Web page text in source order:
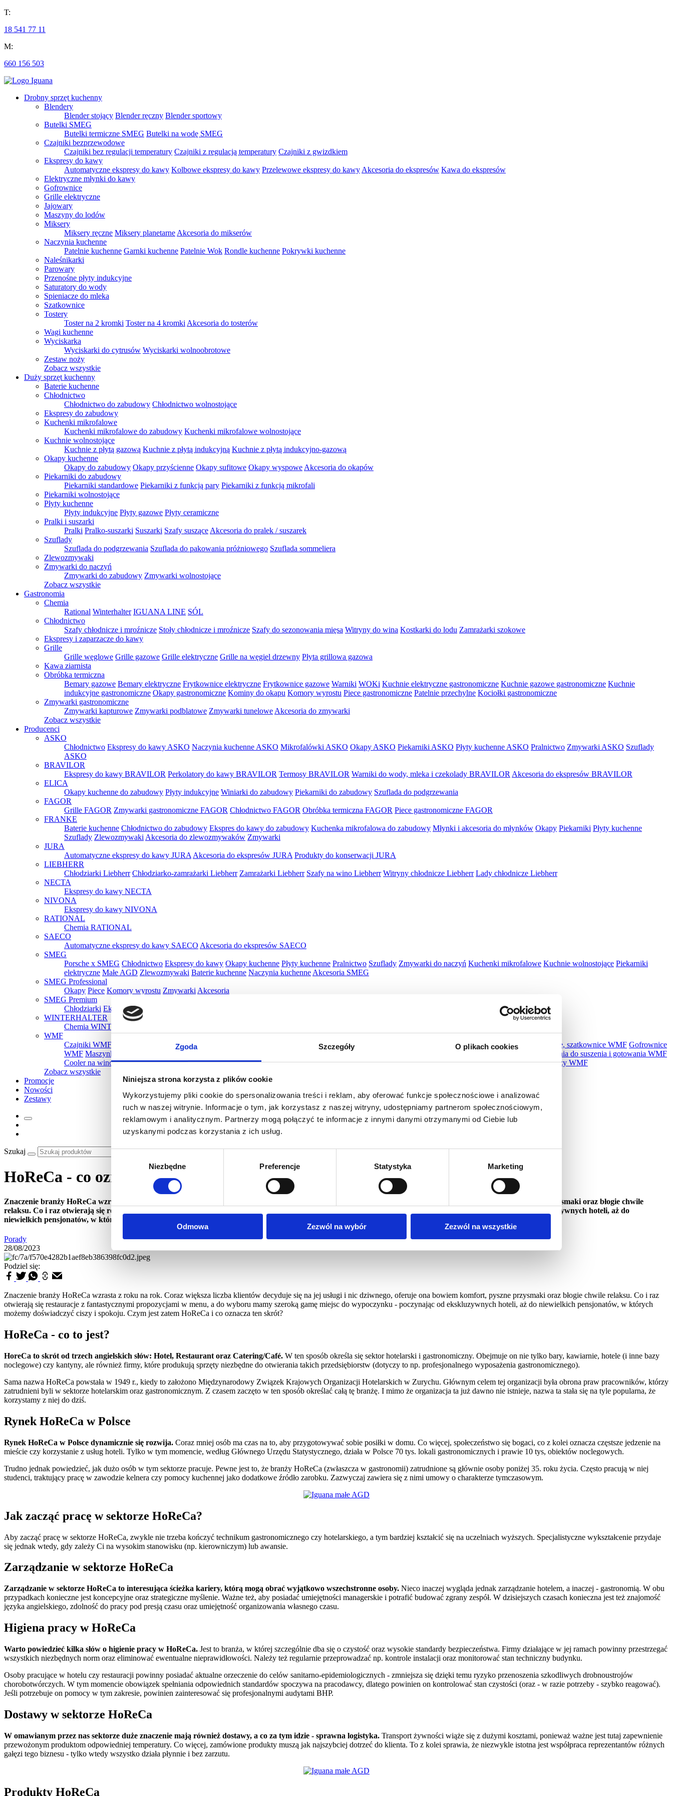
Zgoda Szczegóły O plikach cookies
Niniejsza strona korzysta z plików cookie
Wykorzystujemy pliki cookie do spersonalizowania treści i reklam, aby oferować funkcje społecznościowe i analizować
ruch w naszej witrynie. Informacje o tym, jak korzystasz z naszej witryny, udostępniamy partnerom społecznościowym,
reklamowym i analitycznym. Partnerzy mogą połączyć te informacje z innymi danymi otrzymanymi od Ciebie lub
uzyskanymi podczas korzystania z ich usług.
Niezbędne Preferencje Statystyka Marketing
Odmowa Zezwól na wybór Zezwól na wszystkie
T:
18 541 77 11
M:
660 156 503
Drobny sprzęt kuchenny
Blendery
Blender stojący Blender ręczny Blender sportowy
Butelki SMEG
Butelki termiczne SMEG Butelki na wodę SMEG
Czajniki bezprzewodowe
Czajniki bez regulacji temperatury Czajniki z regulacją temperatury Czajniki z gwizdkiem
Ekspresy do kawy
Automatyczne ekspresy do kawy Kolbowe ekspresy do kawy Przelewowe ekspresy do kawy Akcesoria do ekspresów Kawa do ekspresów
Elektryczne młynki do kawy
Gofrownice
Grille elektryczne
Jajowary
Maszyny do lodów
Miksery
Miksery ręczne Miksery planetarne Akcesoria do mikserów
Naczynia kuchenne
Patelnie kuchenne Garnki kuchenne Patelnie Wok Rondle kuchenne Pokrywki kuchenne
Naleśnikarki
Parowary
Przenośne płyty indukcyjne
Saturatory do wody
Spieniacze do mleka
Szatkownice
Tostery
Toster na 2 kromki Toster na 4 kromki Akcesoria do tosterów
Wagi kuchenne
Wyciskarka
Wyciskarki do cytrusów Wyciskarki wolnoobrotowe
Zestaw noży
Zobacz wszystkie
Duży sprzęt kuchenny
Baterie kuchenne
Chłodnictwo
Chłodnictwo do zabudowy Chłodnictwo wolnostojące
Ekspresy do zabudowy
Kuchenki mikrofalowe
Kuchenki mikrofalowe do zabudowy Kuchenki mikrofalowe wolnostojące
Kuchnie wolnostojące
Kuchnie z płytą gazową Kuchnie z płytą indukcyjną Kuchnie z płytą indukcyjno-gazową
Okapy kuchenne
Okapy do zabudowy Okapy przyścienne Okapy sufitowe Okapy wyspowe Akcesoria do okapów
Piekarniki do zabudowy
Piekarniki standardowe Piekarniki z funkcją pary Piekarniki z funkcją mikrofali
Piekarniki wolnostojące
Płyty kuchenne
Płyty indukcyjne Płyty gazowe Płyty ceramiczne
Pralki i suszarki
Pralki Pralko-suszarki Suszarki Szafy suszące Akcesoria do pralek / suszarek
Szuflady
Szuflada do podgrzewania Szuflada do pakowania próżniowego Szuflada sommeliera
Zlewozmywaki
Zmywarki do naczyń
Zmywarki do zabudowy Zmywarki wolnostojące
Zobacz wszystkie
Gastronomia
Chemia
Rational Winterhalter IGUANA LINE SÓL
Chłodnictwo
Szafy chłodnicze i mroźnicze Stoły chłodnicze i mroźnicze Szafy do sezonowania mięsa Witryny do wina Kostkarki do lodu Zamrażarki szokowe
Ekspresy i zaparzacze do kawy
Grille
Grille węglowe Grille gazowe Grille elektryczne Grille na węgiel drzewny Płyta grillowa gazowa
Kawa ziarnista
Obróbka termiczna
Bemary gazowe Bemary elektryczne Frytkownice elektryczne Frytkownice gazowe Warniki WOKi Kuchnie elektryczne gastronomiczne Kuchnie gazowe gastronomiczne Kuchnie
indukcyjne gastronomiczne Okapy gastronomiczne Kominy do okapu Komory wyrostu Piece gastronomiczne Patelnie przechylne Kociołki gastronomiczne
Zmywarki gastronomiczne
Zmywarki kapturowe Zmywarki podblatowe Zmywarki tunelowe Akcesoria do zmywarki
Zobacz wszystkie
Producenci
ASKO
Chłodnictwo Ekspresy do kawy ASKO Naczynia kuchenne ASKO Mikrofalówki ASKO Okapy ASKO Piekarniki ASKO Płyty kuchenne ASKO Pralnictwo Zmywarki ASKO Szuflady
ASKO
BRAVILOR
Ekspresy do kawy BRAVILOR Perkolatory do kawy BRAVILOR Termosy BRAVILOR Warniki do wody, mleka i czekolady BRAVILOR Akcesoria do ekspresów BRAVILOR
ELICA
Okapy kuchenne do zabudowy Płyty indukcyjne Winiarki do zabudowy Piekarniki do zabudowy Szuflada do podgrzewania
FAGOR
Grille FAGOR Zmywarki gastronomiczne FAGOR Chłodnictwo FAGOR Obróbka termiczna FAGOR Piece gastronomiczne FAGOR
FRANKE
Baterie kuchenne Chłodnictwo do zabudowy Ekspres do kawy do zabudowy Kuchenka mikrofalowa do zabudowy Młynki i akcesoria do młynków Okapy Piekarniki Płyty kuchenne
Szuflady Zlewozmywaki Akcesoria do zlewozmywaków Zmywarki
JURA
Automatyczne ekspresy do kawy JURA Akcesoria do ekspresów JURA Produkty do konserwacji JURA
LIEBHERR
Chłodziarki Liebherr Chłodziarko-zamrażarki Liebherr Zamrażarki Liebherr Szafy na wino Liebherr Witryny chłodnicze Liebherr Lady chłodnicze Liebherr
NECTA
Ekspresy do kawy NECTA
NIVONA
Ekspresy do kawy NIVONA
RATIONAL
Chemia RATIONAL
SAECO
Automatyczne ekspresy do kawy SAECO Akcesoria do ekspresów SAECO
SMEG
Porsche x SMEG Chłodnictwo Ekspresy do kawy Okapy kuchenne Płyty kuchenne Pralnictwo Szuflady Zmywarki do naczyń Kuchenki mikrofalowe Kuchnie wolnostojące Piekarniki
elektryczne Małe AGD Zlewozmywaki Baterie kuchenne Naczynia kuchenne Akcesoria SMEG
SMEG Professional
Okapy Piece Komory wyrostu Zmywarki Akcesoria
SMEG Premium
Chłodziarki Ekspresy Kuchenki mikrofalowe
WINTERHALTER
Chemia WINTERHALTER
WMF
Czajniki WMF
Parowary WMF Wyciskarki WMF Roboty kuchenne, miksery WMF Krajalnice, szatkownice WMF Gofrownice
WMF Maszynki do lodów WMF Ekspresy do kawy WMF Młynki do kawy WMF Płyty indukcyjne WMF
Urządzenia do suszenia i gotowania WMF
Cooler na wino WMF Pakowarki i zgrzewarki WMF Naleśnikarki WMF Spieniacze do mleka WMF Płyty snack master WMFAkcesoria WMF Zestawy noży WMF
Zobacz wszystkie
Promocje
Nowości
Zestawy
Szukaj
HoReCa - co oznacza ten skrót? Poznaj branżę od środka!
Znaczenie branży HoReCa wzrasta z roku na rok. Coraz większa liczba klientów decyduje się na jej usługi i nic dziwnego, oferuje ona bowiem komfort, pyszne przysmaki oraz błogie chwile
relaksu. Co i raz otwierają się restauracje z fantastycznymi propozycjami w menu, a do wyboru mamy szeroką gamę miejsc do wypoczynku - poczynając od ekskluzywnych hoteli, aż do
niewielkich pensjonatów, w których możemy doświadczyć ciszy i spokoju. Czym jest zatem HoReCa i co oznacza ten skrót?
Porady
28/08/2023
Podziel się:
Znaczenie branży HoReCa wzrasta z roku na rok. Coraz większa liczba klientów decyduje się na jej usługi i nic dziwnego, oferuje ona bowiem komfort, pyszne przysmaki oraz błogie chwile relaksu. Co i raz
otwierają się restauracje z fantastycznymi propozycjami w menu, a do wyboru mamy szeroką gamę miejsc do wypoczynku - poczynając od ekskluzywnych hoteli, aż do niewielkich pensjonatów, w których
możemy doświadczyć ciszy i spokoju. Czym jest zatem HoReCa i co oznacza ten skrót?
HoReCa - co to jest?
HoreCa to skrót od trzech angielskich słów: Hotel, Restaurant oraz Catering/Café. W ten sposób określa się sektor hotelarski i gastronomiczny. Obejmuje on nie tylko bary, kawiarnie, hotele (i inne bazy
noclegowe) czy kantyny, ale również firmy, które produkują sprzęty niezbędne do otwierania takich przedsiębiorstw (dotyczy to np. profesjonalnego wyposażenia gastronomicznego).
Sama nazwa HoReCa powstała w 1949 r., kiedy to założono Międzynarodowy Związek Krajowych Organizacji Hotelarskich w Zurychu. Głównym celem tej organizacji była obrona praw pracowników, którzy
zatrudnieni byli w sektorze hotelarskim oraz gastronomicznym. Z czasem zaczęto w ten sposób określać całą tę branżę. I mimo że organizacja ta już dawno nie istnieje, nazwa ta stała się na tyle popularna, że
korzystamy z niej do dziś.
Rynek HoReCa w Polsce
Rynek HoReCa w Polsce dynamicznie się rozwija. Coraz mniej osób ma czas na to, aby przygotowywać sobie posiłki w domu. Co więcej, społeczeństwo się bogaci, co z kolei oznacza częstsze jedzenie na
mieście czy korzystanie z usług hoteli. Tylko w tym momencie, według Głównego Urzędu Statystycznego, działa w Polsce 70 tys. lokali gastronomicznych i prawie 10 tys, obiektów noclegowych.
Trudno jednak powiedzieć, jak dużo osób w tym sektorze pracuje. Pewne jest to, że branży HoReCa (zwłaszcza w gastronomii) zatrudnione są głównie osoby poniżej 35. roku życia. Często pracują w niej
studenci, traktujący pracę w zawodzie kelnera czy pomocy kuchennej jako dodatkowe źródło zarobku. Zazwyczaj zawiera się z nimi umowy o charakterze tymczasowym.
Jak zacząć pracę w sektorze HoReCa?
Aby zacząć pracę w sektorze HoReCa, zwykle nie trzeba kończyć technikum gastronomicznego czy hotelarskiego, a tym bardziej kształcić się na uczelniach wyższych. Specjalistyczne wykształcenie przydaje
się jednak wtedy, gdy zależy Ci na wysokim stanowisku (np. kierowniczym) lub awansie.
Zarządzanie w sektorze HoReCa
Zarządzanie w sektorze HoReCa to interesująca ścieżka kariery, którą mogą obrać wyjątkowo wszechstronne osoby. Nieco inaczej wygląda jednak zarządzanie hotelem, a inaczej - gastronomią. W obu
przypadkach konieczne jest koncepcyjne oraz strategiczne myślenie. Ważne też, aby posiadać umiejętności managerskie i potrafić budować zgrany zespół. W dzisiejszych czasach konieczna jest też znajomość
języka angielskiego, zdolność do pracy pod presją czasu oraz umiejętność organizowania własnego czasu.
Higiena pracy w HoReCa
Warto powiedzieć kilka słów o higienie pracy w HoReCa. Jest to branża, w której szczególnie dba się o czystość oraz wysokie standardy bezpieczeństwa. Firmy działające w jej ramach powinny przestrzegać
wszystkich niezbędnych norm oraz eliminować ewentualne nieprawidłowości. Należy też regularnie przeprowadzać np. kontrole instalacji oraz monitorować stan techniczny budynku.
Osoby pracujące w hotelu czy restauracji powinny posiadać aktualne orzeczenie do celów sanitarno-epidemiologicznych - zmniejsza się dzięki temu ryzyko przenoszenia szkodliwych drobnoustrojów
chorobotwórczych. W tym momencie obowiązek spełniania odpowiednich standardów spoczywa na pracodawcy, dlatego powinien on kontrolować stan czystości (oraz - w razie potrzeby - szybko reagować).
Jeśli potrzebuje on pomocy w tym zakresie, powinien zainteresować się profesjonalnymi audytami BHP.
Dostawy w sektorze HoReCa
W omawianym przez nas sektorze duże znaczenie mają również dostawy, a co za tym idzie - sprawna logistyka. Transport żywności wiąże się z dużymi kosztami, ponieważ ważne jest tutaj zapewnienie
przewożonym produktom odpowiedniej temperatury. Co więcej, zamówione produkty muszą jak najszybciej dotrzeć do klienta. To z kolei sprawia, że niezwykle istotna jest współpraca reprezentantów różnych
gałęzi tego biznesu - tylko wtedy wszystko działa płynnie i bez zarzutu.
Produkty HoReCa